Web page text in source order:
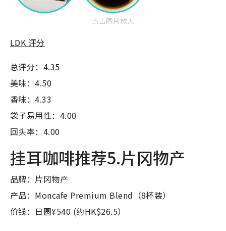
点击图片放大
LDK 评分
总评分：4.35
美味：4.50
香味：4.33
袋子易用性：4.00
回头率：4.00
挂耳咖啡推荐5.片冈物产
品牌：片冈物产
产品：Moncafe Premium Blend（8杯装）
价钱：日圆¥540 (约HK$26.5）